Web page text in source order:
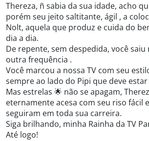
Thereza, ñ sabia da sua idade, acho
porém seu jeito saltitante, ágil , a
Nolt, aquela que produz e cuida do
dia a dia.
De repente, sem despedida, você
outra frequência .
Você marcou a nossa TV com seu
sempre ao lado do Pipi que deve
Mas estrelas 🌟 não se apagam,
eternamente acesa com seu riso fácil
seguiram em toda sua carreira.
Siga brilhando, minha Rainha da TV
Até logo!